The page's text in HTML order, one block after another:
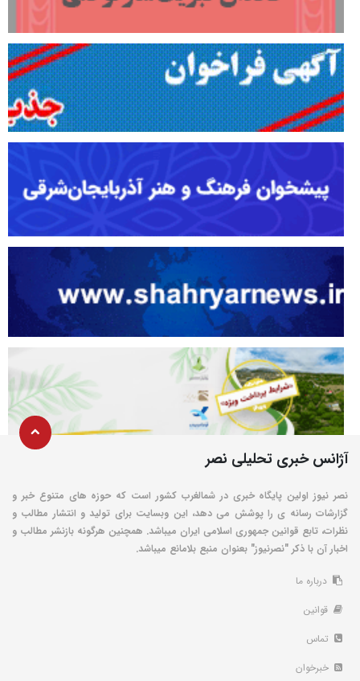
آژانس خبری تحلیلی نصر
نصر نیوز اولین پایگاه خبری در شمالغرب کشور است که حوزه های متنوع خبر و
گزارشات رسانه ی را پوشش می دهد، این وبسایت برای تولید و انتشار مطالب و
نظرات، تابع قوانین جمهوری اسلامی ایران میباشد. همچنین هرگونه بازنشر مطالب و
اخبار آن با ذکر "نصرنیوز" بعنوان منبع بلامانع میباشد.
درباره ما
قوانین
تماس
خبرخوان